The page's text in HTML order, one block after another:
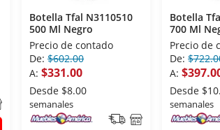
Botella Tfal N3110510
500 Ml Negro
Precio de contado
De: $602.00
A: $331.00
Desde $8.00
semanales
Botella
700 Ml
Precio de
De:
A:
Desde
semanales